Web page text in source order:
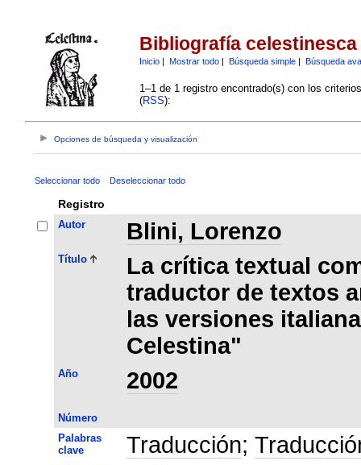
Bibliografía celestinesca
Inicio| Mostrar todo| Búsqueda simple| Búsqueda
1–1 de 1 registro encontrado(s) con los
(RSS):
Opciones de búsqueda y visualización
Seleccionar todo Deseleccionar todo
Registro
Autor Blini, Lorenzo
Título
La crítica textual
traductor de textos
las versiones
Celestina"
Año 2002
Número
Palabras
clave
Traducción;